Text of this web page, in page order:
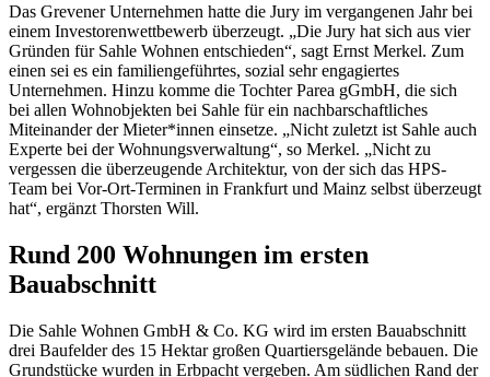
Das Grevener Unternehmen hatte die Jury im vergangenen Jahr bei
einem Investorenwettbewerb überzeugt. „Die Jury hat sich aus vier
Gründen für Sahle Wohnen entschieden“, sagt Ernst Merkel. Zum
einen sei es ein familiengeführtes, sozial sehr engagiertes
Unternehmen. Hinzu komme die Tochter Parea gGmbH, die sich
bei allen Wohnobjekten bei Sahle für ein nachbarschaftliches
Miteinander der Mieter*innen einsetze. „Nicht zuletzt ist Sahle auch
Experte bei der Wohnungsverwaltung“, so Merkel. „Nicht zu
vergessen die überzeugende Architektur, von der sich das HPS-
Team bei Vor-Ort-Terminen in Frankfurt und Mainz selbst überzeugt
hat“, ergänzt Thorsten Will.
Rund 200 Wohnungen im ersten
Bauabschnitt
Die Sahle Wohnen GmbH & Co. KG wird im ersten Bauabschnitt
drei Baufelder des 15 Hektar großen Quartiersgelände bebauen. Die
Grundstücke wurden in Erbpacht vergeben. Am südlichen Rand der